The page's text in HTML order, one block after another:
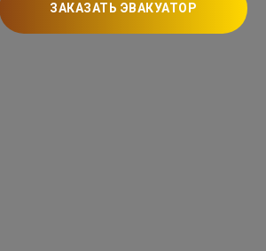
ЗАКАЗАТЬ ЭВАКУАТОР